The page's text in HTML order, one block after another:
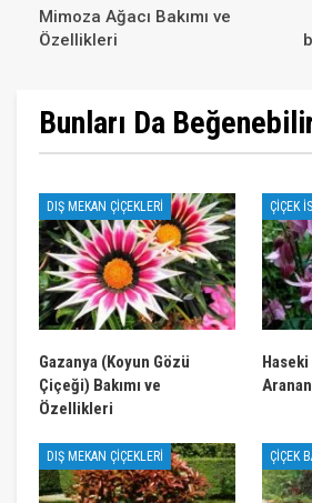
Mimoza Ağacı Bakımı ve
Özellikleri
Bunları Da
DIŞ MEKAN ÇIÇEKLERI
Gazanya (Koyun Gözü
Çiçeği) Bakımı ve
Özellikleri
ÇIÇEK
Haseki
DIŞ MEKAN ÇIÇEKLERI ÇIÇEK